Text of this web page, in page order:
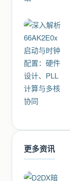
更多资讯